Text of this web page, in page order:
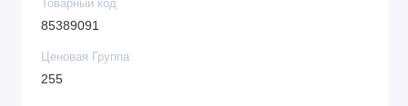
Товарный код
85389091
Ценовая Группа
255